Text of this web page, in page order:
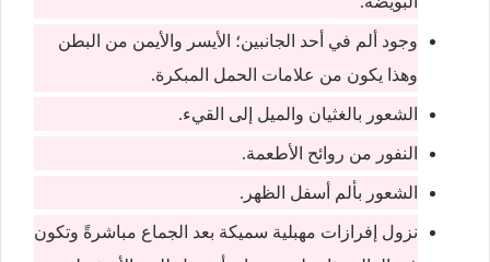
وجود ألم في أحد الجانبين؛ الأيسر والأيمن من البطن
وهذا يكون من علامات الحمل المبكرة.
الشعور بالغثيان والميل إلى القيء.
النفور من روائح الأطعمة.
الشعور بألم أسفل الظهر.
نزول إفرازات مهبلية سميكة بعد الجماع مباشرة وتكون